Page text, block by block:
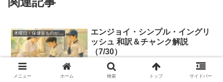
木曜日：保健室ものがたり
エンジョイ・シンプル・イングリ
ッシュ 和訳＆チャンク解説
（7/30）
この記事は2026年7月30日の放送のEnjoy
Simple English（エンジョイ・シンプル・
イングリッシュ）の和訳、単語やチャン
メニュー ホーム 検索 トップ サイドバー